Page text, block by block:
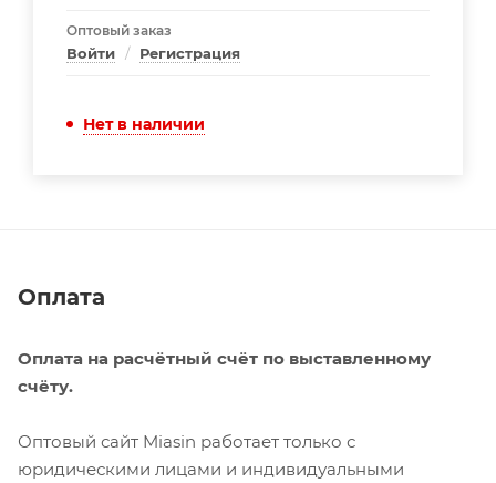
Оптовый заказ
Войти / Регистрация
Нет в наличии
Оплата
Оплата на расчётный счёт по выставленному
счёту.
Оптовый сайт Miasin работает только с
юридическими лицами и индивидуальными